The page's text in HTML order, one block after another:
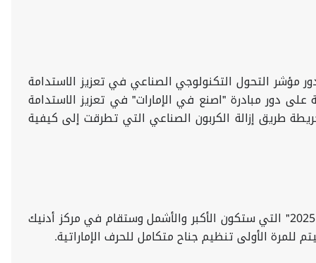
مؤشر التحول التكنولوجي الصناعي في تعزيز الاستدامة
على دور مبادرة "اصنع في الإمارات" في تعزيز الاستدامة
طريق إزالة الكربون الصناعي التي تطرقت إلى كيفية
كما وجهت الوزارة دعوة للمستثمرين والمصنعين من دول العالم للمشاركة في النسخة الرابعة من منتدى "اصنع في الإمارات 2025" التي ستكون الأكبر والأشمل وستقام في مركز أدنيك